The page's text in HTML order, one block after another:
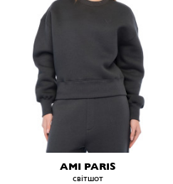
AMI PARIS
світшот